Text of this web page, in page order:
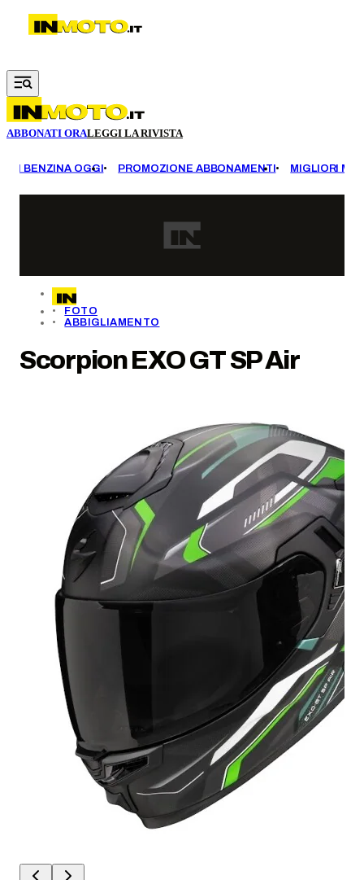
Vai al contenuto principale
ABBONATI ORALEGGI LA RIVISTA
BENZINA OGGI PROMOZIONE ABBONAMENTI MIGLIORI
FOTO
ABBIGLIAMENTO
Scorpion EXO GT SP Air